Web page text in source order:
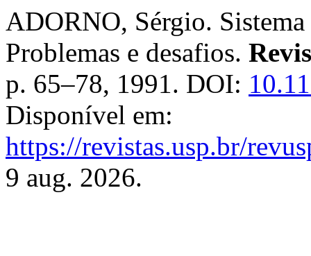
ADORNO, Sérgio.
Problemas e desafios.
p. 65–78, 1991. DOI:
Disponível em:
https://revistas.usp.br/
9 aug. 2026.